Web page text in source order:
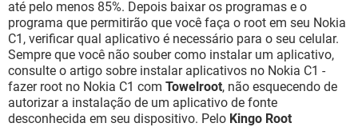
até pelo menos 85%. Depois baixar os programas e o
programa que permitirão que você faça o root em seu Nokia
C1, verificar qual aplicativo é necessário para o seu celular.
Sempre que você não souber como instalar um aplicativo,
consulte o artigo sobre instalar aplicativos no Nokia C1 -
fazer root no Nokia C1 com Towelroot, não esquecendo de
autorizar a instalação de um aplicativo de fonte
desconhecida em seu dispositivo. Pelo Kingo Root